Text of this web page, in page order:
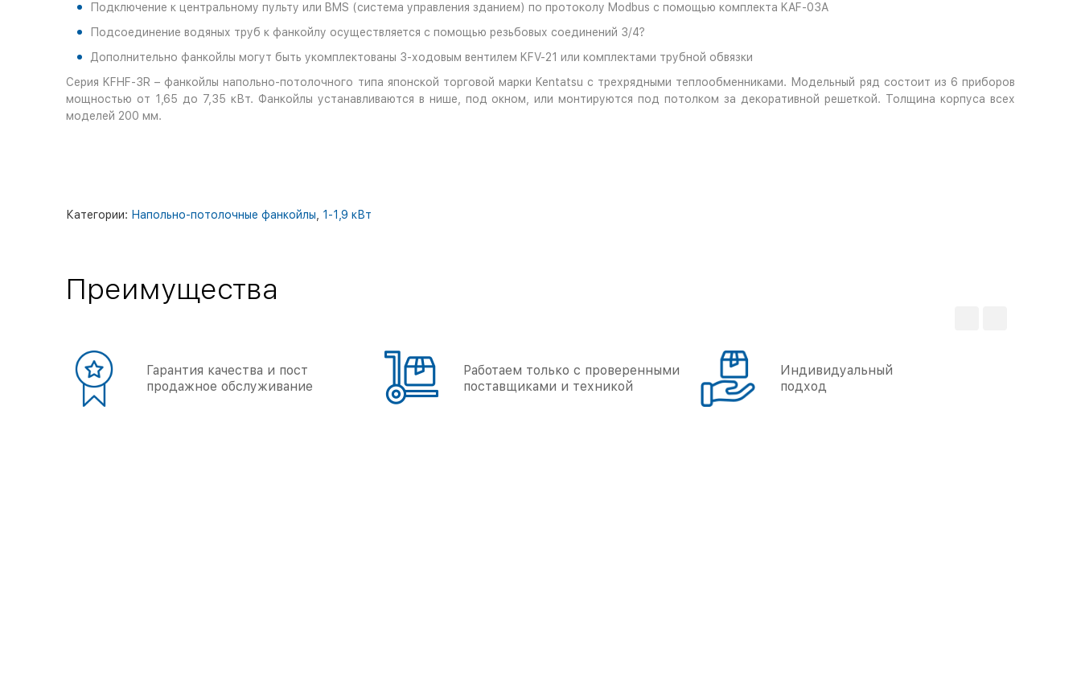
Подключение к центральному пульту или BMS (система управления зданием) по протоколу Modbus с помощью комплекта KAF-03A
Подсоединение водяных труб к фанкойлу осуществляется с помощью резьбовых соединений 3/4?
Дополнительно фанкойлы могут быть укомплектованы 3-ходовым вентилем KFV-21 или комплектами трубной обвязки
Серия KFHF-3R – фанкойлы напольно-потолочного типа японской торговой марки Kentatsu с трехрядными теплообменниками. Модельный ряд состоит из 6 приборов
мощностью от 1,65 до 7,35 кВт. Фанкойлы устанавливаются в нише, под окном, или монтируются под потолком за декоративной решеткой. Толщина корпуса всех
моделей 200 мм.
Категории: Напольно-потолочные фанкойлы 1-1,9 кВт
Преимущества
Гарантия качества и пост
продажное обслуживание
Работаем только с проверенными
поставщиками и техникой
Индивидуальный
подход